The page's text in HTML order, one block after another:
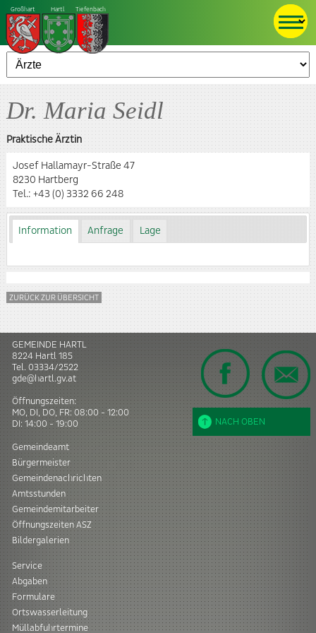
Großhart Hartl Tiefenbach
Dr. Maria Seidl
Praktische Ärztin
Josef Hallamayr-Straße 47
8230 Hartberg
Tel.: +43 (0) 3332 66 248
Information Anfrage Lage
ZURÜCK ZUR ÜBERSICHT
NACH OBEN
GEMEINDE HARTL
8224 Hartl185
Tel. 03334/2522
gde@hartl.gv.at
Öffnungszeiten:
MO, DI, DO, FR: 08:00 - 12:00
DI: 14:00 - 19:00
Gemeindeamt
Bürgermeister
Gemeindenachrichten
Amtsstunden
Gemeindemitarbeiter
Öffnungszeiten ASZ
Bildergalerien
Service
Abgaben
Formulare
Ortswasserleitung
Müllabfuhrtermine